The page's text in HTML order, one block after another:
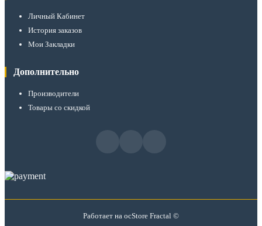
Личный Кабинет
История заказов
Мои Закладки
Дополнительно
Производители
Товары со скидкой
Работает на ocStore Fractal ©